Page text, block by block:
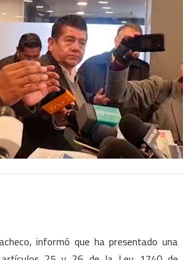
informó que ha presentado una